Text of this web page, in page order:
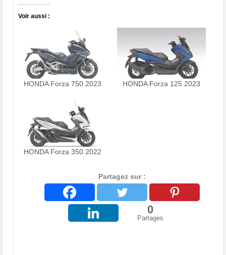
Voir aussi :
HONDA Forza 750 2023 HONDA Forza 125 2023
HONDA Forza 350 2022
Partagez sur :
0
Partages